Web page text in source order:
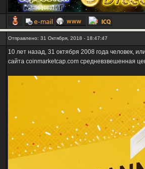
Отправлено: 31 Октября, 2018 - 18:47:47
10 лет назад, 31 октября 2008 года человек,
сайта coinmarketcap.com средневзвешенная